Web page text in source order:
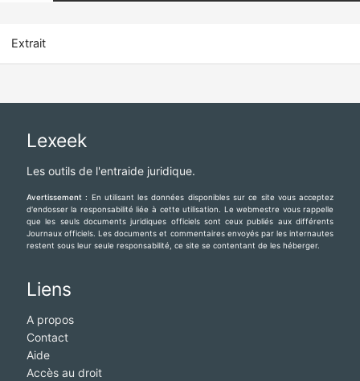
Extrait
Lexeek
Les outils de l'entraide juridique.
Avertissement : En utilisant les données disponibles sur ce site vous acceptez
d'endosser la responsabilité liée à cette utilisation. Le webmestre vous rappelle
que les seuls documents juridiques officiels sont ceux publiés aux différents
Journaux officiels. Les documents et commentaires envoyés par les internautes
restent sous leur seule responsabilité, ce site se contentant de les héberger.
Liens
A propos
Contact
Aide
Accès au droit